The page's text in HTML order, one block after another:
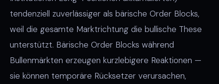
tendenziell zuverlässiger als bärische Order Blocks,
weil die gesamte Marktrichtung die bullische These
unterstützt. Bärische Order Blocks während
Bullenmärkten erzeugen kurzlebigere Reaktionen —
sie können temporäre Rücksetzer verursachen,